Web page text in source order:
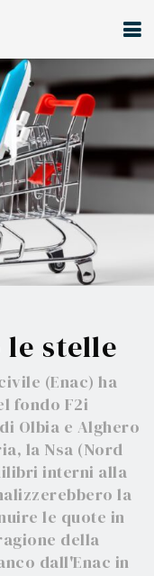
stelle
(Enac) ha
fondo F2i
Olbia e Alghero
la Nsa (Nord
interni alla
la
le quote in
della
dall'Enac in